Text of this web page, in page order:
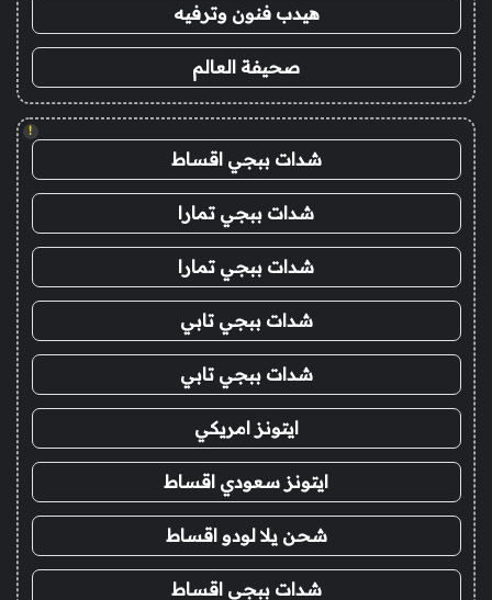
هيدب فنون وترفيه
صحيفة العالم
!
شدات ببجي اقساط
شدات ببجي تمارا
شدات ببجي تمارا
شدات ببجي تابي
شدات ببجي تابي
ايتونز امريكي
ايتونز سعودي اقساط
شحن يلا لودو اقساط
شدات ببجي اقساط